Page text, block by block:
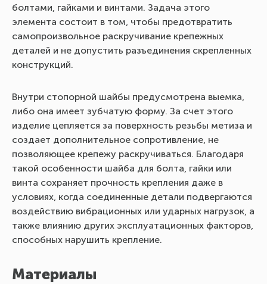
болтами, гайками и винтами. Задача этого
элемента состоит в том, чтобы предотвратить
самопроизвольное раскручивание крепежных
деталей и не допустить разъединения скрепленных
конструкций.
Внутри стопорной шайбы предусмотрена выемка,
либо она имеет зубчатую форму. За счет этого
изделие цепляется за поверхность резьбы метиза и
создает дополнительное сопротивление, не
позволяющее крепежу раскручиваться. Благодаря
такой особенности шайба для болта, гайки или
винта сохраняет прочность крепления даже в
условиях, когда соединенные детали подвергаются
воздействию вибрационных или ударных нагрузок, а
также влиянию других эксплуатационных факторов,
способных нарушить крепление.
Материалы